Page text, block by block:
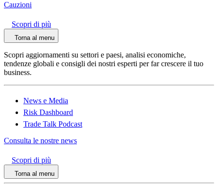
Cauzioni
Scopri di più
Torna al menu
Scopri aggiornamenti su settori e paesi, analisi economiche,
tendenze globali e consigli dei nostri esperti per far crescere il tuo
business.
News e Media
Risk Dashboard
Trade Talk Podcast
Consulta le nostre news
Scopri di più
Torna al menu